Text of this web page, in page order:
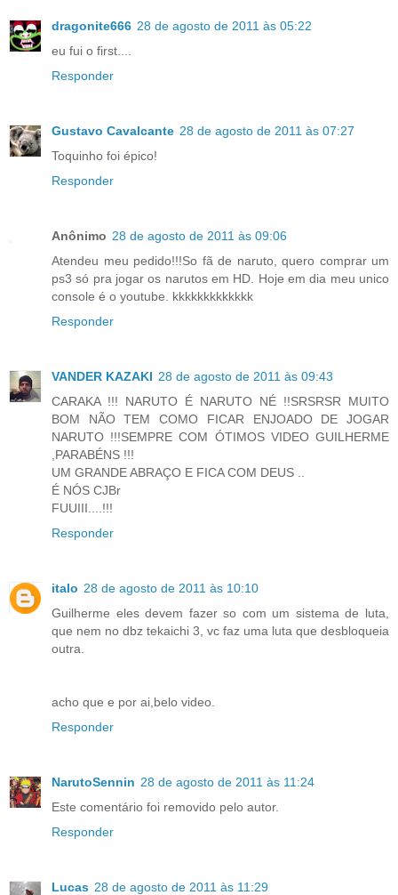
dragonite666 28 de agosto de 2011 às 05:22
eu fui o first....
Responder
Gustavo Cavalcante 28 de agosto de 2011 às 07:27
Toquinho foi épico!
Responder
Anônimo 28 de agosto de 2011 às 09:06
Atendeu meu pedido!!!So fã de naruto, quero comprar um
ps3 só pra jogar os narutos em HD. Hoje em dia meu unico
console é o youtube. kkkkkkkkkkkkk
Responder
VANDER KAZAKI 28 de agosto de 2011 às 09:43
CARAKA !!! NARUTO É NARUTO NÉ !!SRSRSR MUITO
BOM NÃO TEM COMO FICAR ENJOADO DE JOGAR
NARUTO !!!SEMPRE COM ÓTIMOS VIDEO GUILHERME
,PARABÉNS !!!
UM GRANDE ABRAÇO E FICA COM DEUS ..
É NÓS CJBr
FUUIII....!!!
Responder
italo 28 de agosto de 2011 às 10:10
Guilherme eles devem fazer so com um sistema de luta,
que nem no dbz tekaichi 3, vc faz uma luta que desbloqueia
outra.
acho que e por ai,belo video.
Responder
NarutoSennin 28 de agosto de 2011 às 11:24
Este comentário foi removido pelo autor.
Responder
Lucas 28 de agosto de 2011 às 11:29